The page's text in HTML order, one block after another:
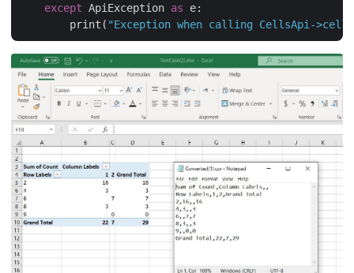
except ApiException as e:
        print(
"Exception when calling CellsApi-